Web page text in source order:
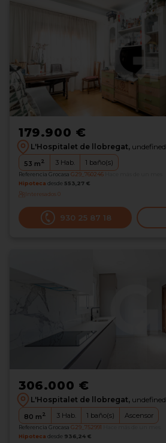
179.900 €
L'Hospitalet de llobregat, undefined
53 m2 3 Hab. 1 baño(s)
Referencia Grocasa G29_760246
Hipoteca desde 553,27 €
Interesados0
930 25 87 18
306.000 €
L'Hospitalet de llobregat, undefined
80 m2 3 Hab. 1 baño(s) Ascensor
Referencia Grocasa G29_752991
Hipoteca desde 936,24 €